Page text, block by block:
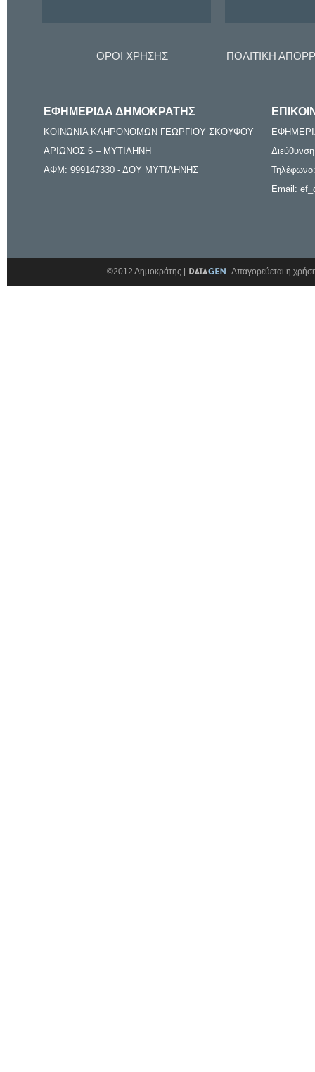
ΟΡΟΙ ΧΡΗΣΗΣ ΠΟΛΙΤΙΚΗ
ΕΦΗΜΕΡΙΔΑ ΔΗΜΟΚΡΑΤΗΣ
ΚΟΙΝΩΝΙΑ ΚΛΗΡΟΝΟΜΩΝ ΓΕΩΡΓΙΟΥ ΣΚΟΥΦΟΥ
ΑΡΙΩΝΟΣ 6 – ΜΥΤΙΛΗΝΗ
ΑΦΜ: 999147330 - ΔΟΥ ΜΥΤΙΛΗΝΗΣ
Email:
©2012 Δημοκράτης | Απαγορεύεται η